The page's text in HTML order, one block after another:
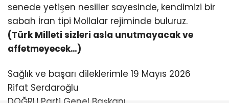
senede yetişen nesiller sayesinde, kendimizi bir
sabah İran tipi Mollalar rejiminde buluruz.
(Türk Milleti sizleri asla unutmayacak ve
affetmeyecek…)
Sağlık ve başarı dileklerimle 19 Mayıs 2026
Rifat Serdaroğlu